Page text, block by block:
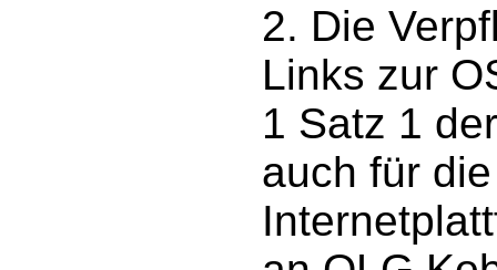
2. Die
Links zur
1 Satz 1
auch für